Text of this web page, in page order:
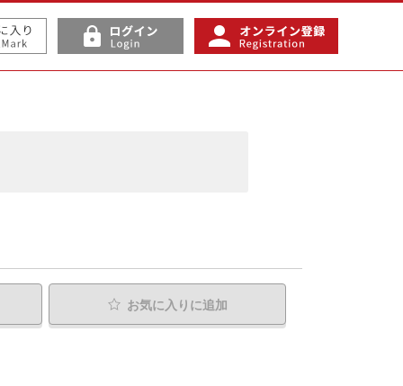
お気に入り に追加